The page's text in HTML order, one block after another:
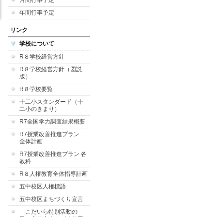
年間行事予定
リンク
学校について
R８学校経営方針
R８学校経営方針（図説
版）
R８学校要覧
十二小スタンダード（十
二小のきまり）
R7全国学力調査結果概要
R7授業改善推進プラン
全体計画
R7授業改善推進プラン 各
教科
R８人権教育全体指導計画
五中校区人権標語
五中校区まちづくり宣言
「こだいら特別活動の